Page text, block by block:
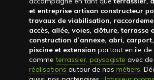
et entreprise artisan constructeur
travaux de viabilisation,
accès, allée, voies, clôture, terrasse
construction d’annexe, abri,
piscine et extension partout en ile de
comme terrassier, paysagiste avec
réalisations autour de nos métiers.